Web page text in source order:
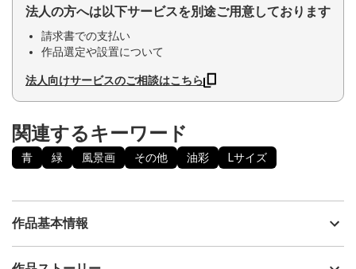
法人の方へは以下サービスを別途ご用意しております
請求書での支払い
作品選定や設置について
法人向けサービスのご相談はこちら
関連するキーワード
青 緑 風景画 その他 油彩 Lサイズ
作品基本情報
出品者